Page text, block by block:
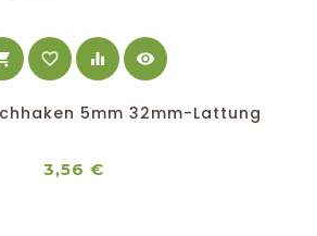
favorite_border equalizer visibility
5mm 32mm-Lattung
3,56 €